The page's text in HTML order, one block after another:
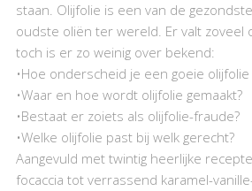
staan. Olijfolie is een van de
oudste oliën ter wereld. Er valt zoveel
toch is er zo weinig over bekend:
•Hoe onderscheid je een goeie
•Waar en hoe wordt olijfolie gemaakt?
•Bestaat er zoiets als olijfolie-fraude?
•Welke olijfolie past bij welk gerecht?
Aangevuld met twintig heerlijke
focaccia tot verrassend karamel-